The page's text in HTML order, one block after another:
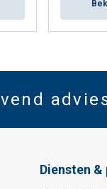
Diensten